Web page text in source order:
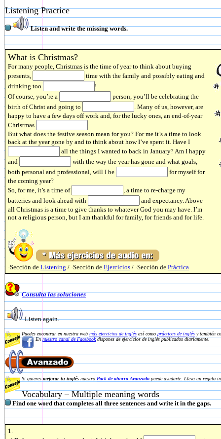
Listening Practice
Listen and write the missing words.
What is Christmas?
For many people, Christmas is the time of year to think about buying
presents,
time with the family and possibly eating and
drinking too
!
Of course, you’re a
person, you’ll be celebrating the
birth of Christ and going to
. Many of us, however, are
happy to have a few days off work and, for the lucky ones, an end-of-year
Christmas
.
But what does the festive season mean for you? For me it’s a time to look
back at the year gone by and to think about how I’ve spent it. Have I
all the things I wanted to back in January? Am I happy
and
with the way the year has gone and what goals,
both personal and professional, will I be
for myself for
the coming year?
So, for me, it’s a time of
, a time to re-charge my
batteries and look ahead with
and expectancy. Above
all Christmas is a time to give thanks to whatever God you may have. I’m
not a religious person, but I am thankful for family, for friends and for life.
·Sección de Listening / ·Sección de Ejercicios / ·Sección de Práctica
Consulta las soluciones
Listen again.
Puedes encontrar en nuestra web más ejercicios de inglés así como prácticas de inglés y también
Ennuestro canal de Facebookdispones de ejercicios de inglés publicados diariamente.
Si quieres mejorar tu inglés nuestro Pack de ahorro Avanzado puede ayudarte. Lleva un regalo
Vocabulary – Multiple meaning words
Find one word that completes all three sentences and write it in the gaps.
1.